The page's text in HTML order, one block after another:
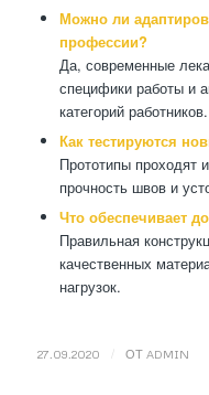
Можно ли
профессии?
Да, современные
специфики работы и
категорий работников.
Как тестируются
Прототипы проходят
прочность швов и
Что обеспечивает
Правильная
качественных
нагрузок.
27.09.2020 ОТ ADMIN